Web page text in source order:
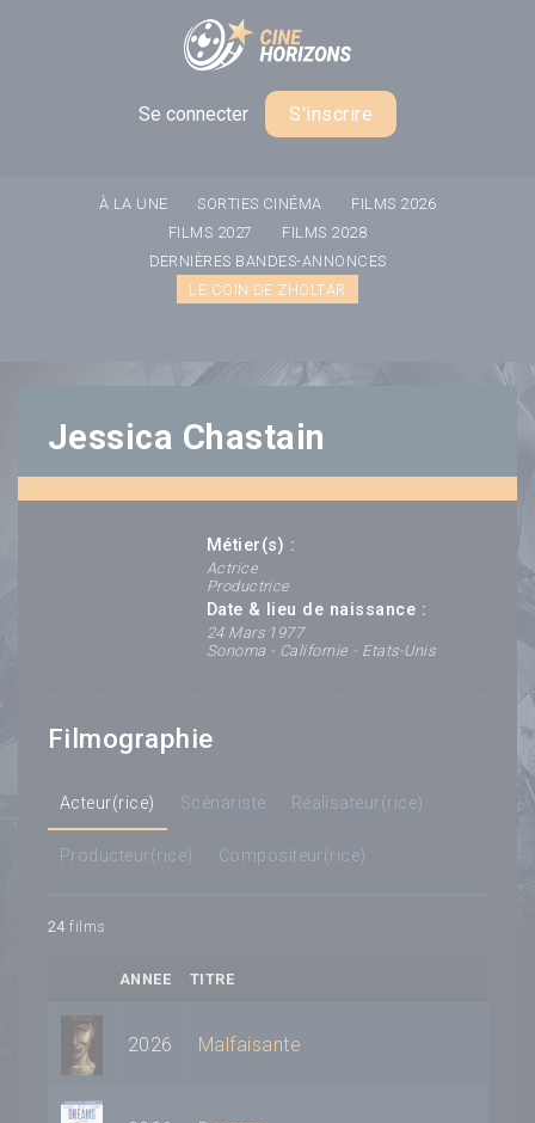
Se connecter S'inscrire
À LA UNE SORTIES CINÉMA
FILMS 2026
FILMS 2027
FILMS 2028
DERNIÈRES BANDES-ANNONCES
LE COIN DE ZHOLTAR
Jessica Chastain
Métier(s) :
Actrice
Productrice
Date & lieu de naissance :
24 Mars 1977
Sonoma - Californie - Etats-Unis
Filmographie
Acteur(rice) Scénariste Réalisateur(rice)
Producteur(rice) Compositeur(rice)
24 films
ANNEE TITRE
2026 Malfaisante
Panneau de gestion des cookies